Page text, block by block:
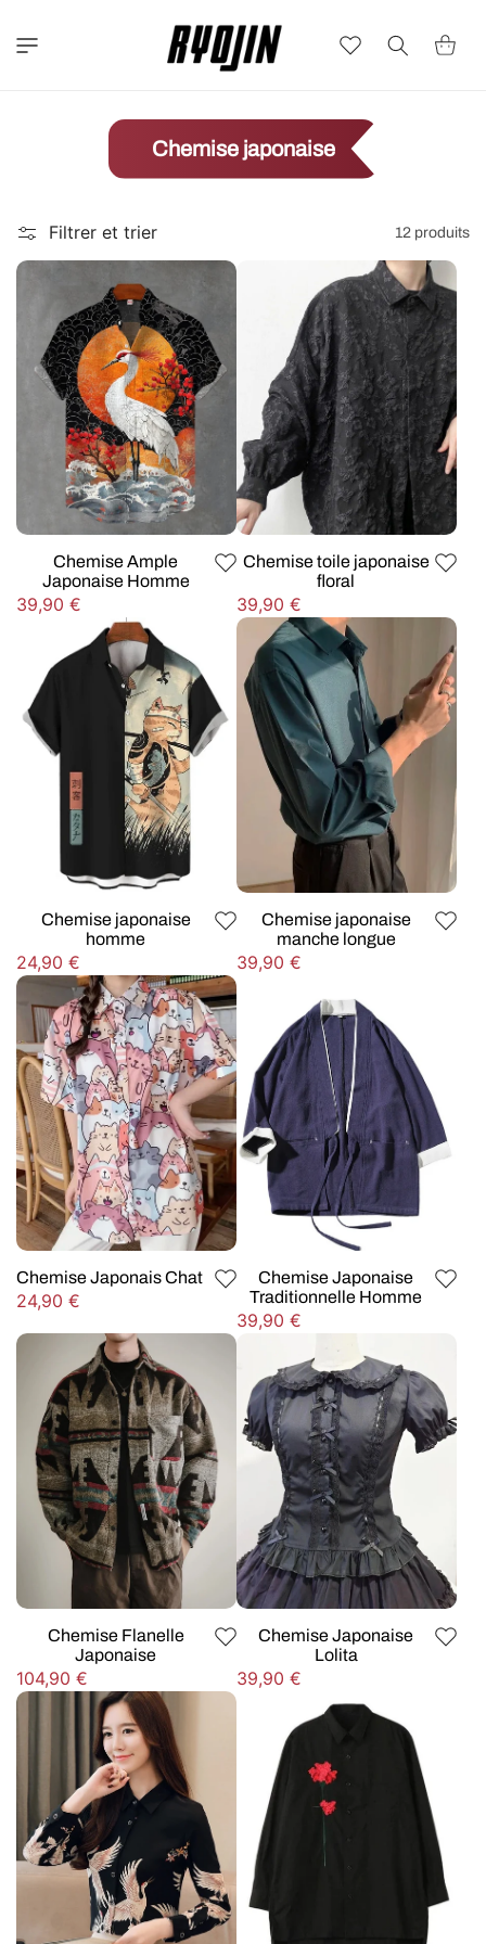
au
contenu
Wishlist Panier
Chemise japonaise
Filtrer et trier 12 produits
Chemise Ample
Japonaise Homme
Prix
39,90 €
Chemise toile japonaise
floral
Prix
habituel
39,90 €
Chemise japonaise
homme
Prix
habituel
24,90 €
Chemise japonaise
manche longue
Prix
habituel
39,90 €
Chemise Japonais Chat
Prix
24,90 €
Chemise Japonaise
Traditionnelle Homme
Prix
habituel
39,90 €
Chemise Flanelle
Japonaise
Prix
habituel
104,90 €
Chemise Japonaise
Lolita
Prix
habituel
39,90 €